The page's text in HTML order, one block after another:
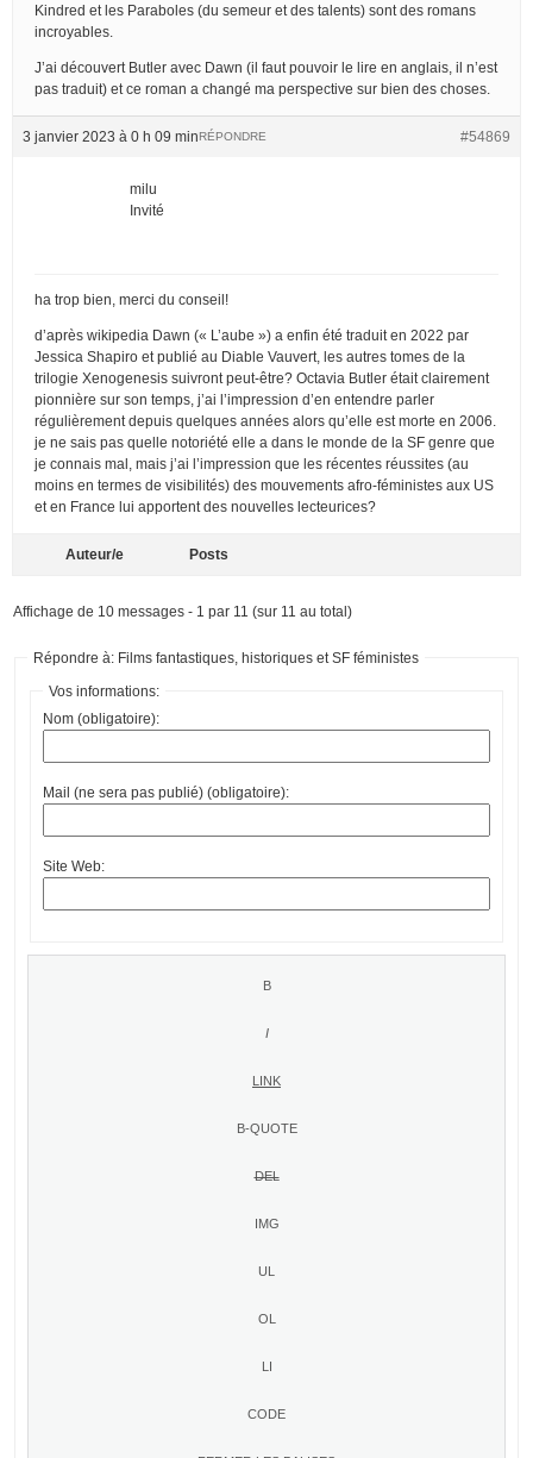
Kindred et les Paraboles (du semeur et des talents) sont des romans
incroyables.
J’ai découvert Butler avec Dawn (il faut pouvoir le lire en anglais, il n’est
pas traduit) et ce roman a changé ma perspective sur bien des choses.
3 janvier 2023 à 0 h 09 min #54869
RÉPONDRE
milu
Invité
ha trop bien, merci du conseil!
d’après wikipedia Dawn (« L’aube ») a enfin été traduit en 2022 par
Jessica Shapiro et publié au Diable Vauvert, les autres tomes de la
trilogie Xenogenesis suivront peut-être? Octavia Butler était clairement
pionnière sur son temps, j’ai l’impression d’en entendre parler
régulièrement depuis quelques années alors qu’elle est morte en 2006.
je ne sais pas quelle notoriété elle a dans le monde de la SF genre que
je connais mal, mais j’ai l’impression que les récentes réussites (au
moins en termes de visibilités) des mouvements afro-féministes aux US
et en France lui apportent des nouvelles lecteurices?
Auteur/e Posts
Affichage de 10 messages - 1 par 11 (sur 11 au total)
Répondre à: Films fantastiques, historiques et SF féministes
Vos informations:
Nom (obligatoire):
Mail (ne sera pas publié) (obligatoire):
Site Web: